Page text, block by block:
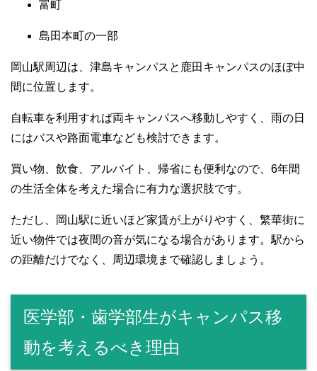
富町
島田本町の一部
岡山駅周辺は、津島キャンパスと鹿田キャンパスのほぼ中
間に位置します。
自転車を利用すれば両キャンパスへ移動しやすく、雨の日
にはバスや路面電車なども検討できます。
買い物、飲食、アルバイト、帰省にも便利なので、6年間
の生活全体を考えた場合に有力な選択肢です。
ただし、岡山駅に近いほど家賃が上がりやすく、繁華街に
近い物件では夜間の音が気になる場合があります。駅から
の距離だけでなく、周辺環境まで確認しましょう。
医学部・歯学部生がキャンパス移
動を考えるべき理由